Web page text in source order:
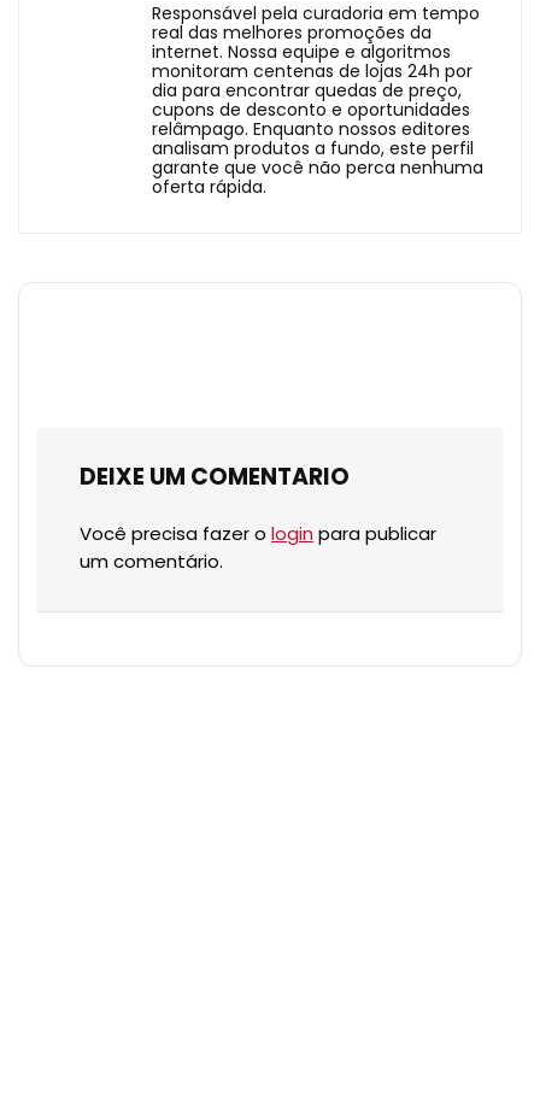
Responsável pela curadoria em tempo
real das melhores promoções da
internet. Nossa equipe e algoritmos
monitoram centenas de lojas 24h por
dia para encontrar quedas de preço,
cupons de desconto e oportunidades
relâmpago. Enquanto nossos editores
analisam produtos a fundo, este perfil
garante que você não perca nenhuma
oferta rápida.
DEIXE UM COMENTARIO
Você precisa fazer o login para publicar
um comentário.